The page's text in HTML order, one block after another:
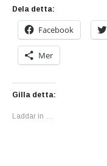
Dela detta:
Facebook
Mer
Gilla detta:
Laddar in …